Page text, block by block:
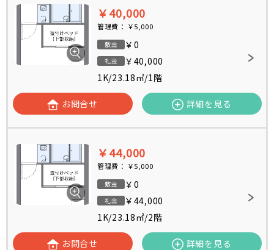
￥40,000
管理費： ￥5,000
敷金 ￥0
礼金
￥40,000
1K/23.18㎡/1階
お問合せ 詳細を見る
￥44,000
管理費： ￥5,000
敷金 ￥0
礼金
￥44,000
1K/23.18㎡/2階
お問合せ 詳細を見る